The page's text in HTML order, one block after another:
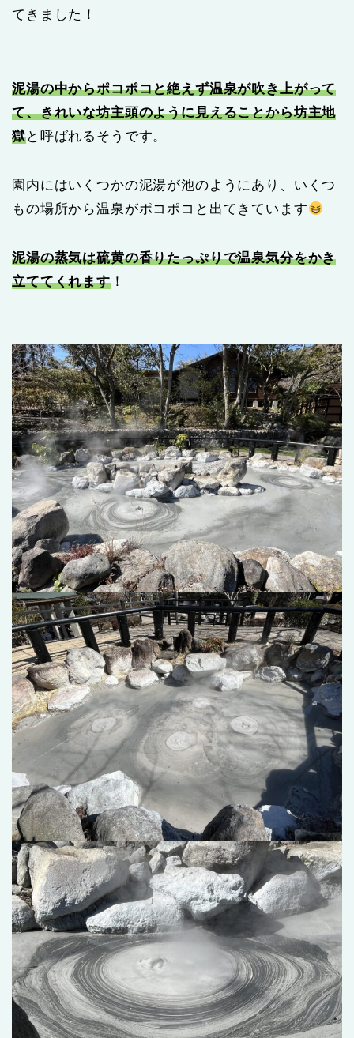
てきました！
泥湯の中からポコポコと絶えず温泉が吹き上がって
て、きれいな坊主頭のように見えることから坊主地
獄と呼ばれるそうです。
園内にはいくつかの泥湯が池のようにあり、いくつ
もの場所から温泉がポコポコと出てきています
泥湯の蒸気は硫黄の香りたっぷりで温泉気分をかき
立ててくれます！